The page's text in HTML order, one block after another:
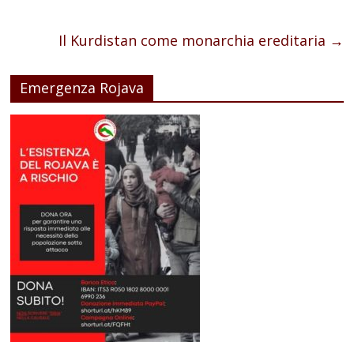
Il Kurdistan come monarchia ereditaria →
Emergenza Rojava